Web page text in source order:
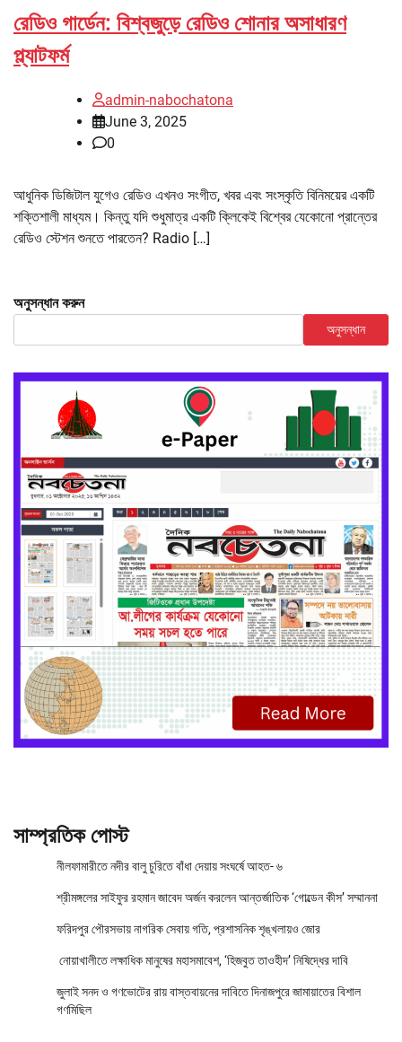
রেডিও গার্ডেন: বিশ্বজুড়ে রেডিও শোনার অসাধারণ
প্ল্যাটফর্ম
admin-nabochatona
June 3, 2025
0
আধুনিক ডিজিটাল যুগেও রেডিও এখনও সংগীত, খবর এবং সংস্কৃতি বিনিময়ের একটি
শক্তিশালী মাধ্যম। কিন্তু যদি শুধুমাত্র একটি ক্লিকেই বিশ্বের যেকোনো প্রান্তের
রেডিও স্টেশন শুনতে পারতেন? Radio […]
অনুসন্ধান করুন
অনুসন্ধান
সাম্প্রতিক পোস্ট
নীলফামারীতে নদীর বালু চুরিতে বাঁধা দেয়ায় সংঘর্ষে আহত- ৬
শ্রীমঙ্গলের সাইফুর রহমান জাবেদ অর্জন করলেন আন্তর্জাতিক ‘গোল্ডেন কীস’ সম্মাননা
ফরিদপুর পৌরসভায় নাগরিক সেবায় গতি, প্রশাসনিক শৃঙ্খলায়ও জোর
নোয়াখালীতে লক্ষাধিক মানুষের মহাসমাবেশ, ‘হিজবুত তাওহীদ’ নিষিদ্ধের দাবি
জুলাই সনদ ও গণভোটের রায় বাস্তবায়নের দাবিতে দিনাজপুরে জামায়াতের বিশাল
গণমিছিল